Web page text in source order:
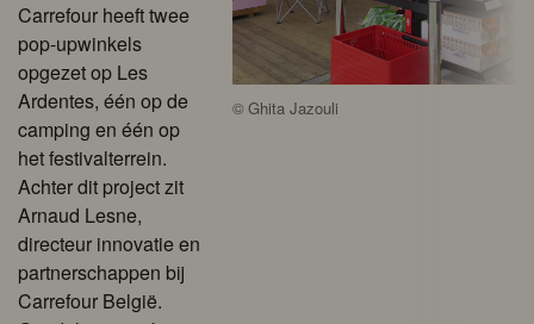
Carrefour heeft twee
pop-upwinkels
opgezet op Les
Ardentes, één op de
camping en één op
het festivalterrein.
Achter dit project zit
Arnaud Lesne,
directeur innovatie en
partnerschappen bij
Carrefour België.
©Ghita Jazouli